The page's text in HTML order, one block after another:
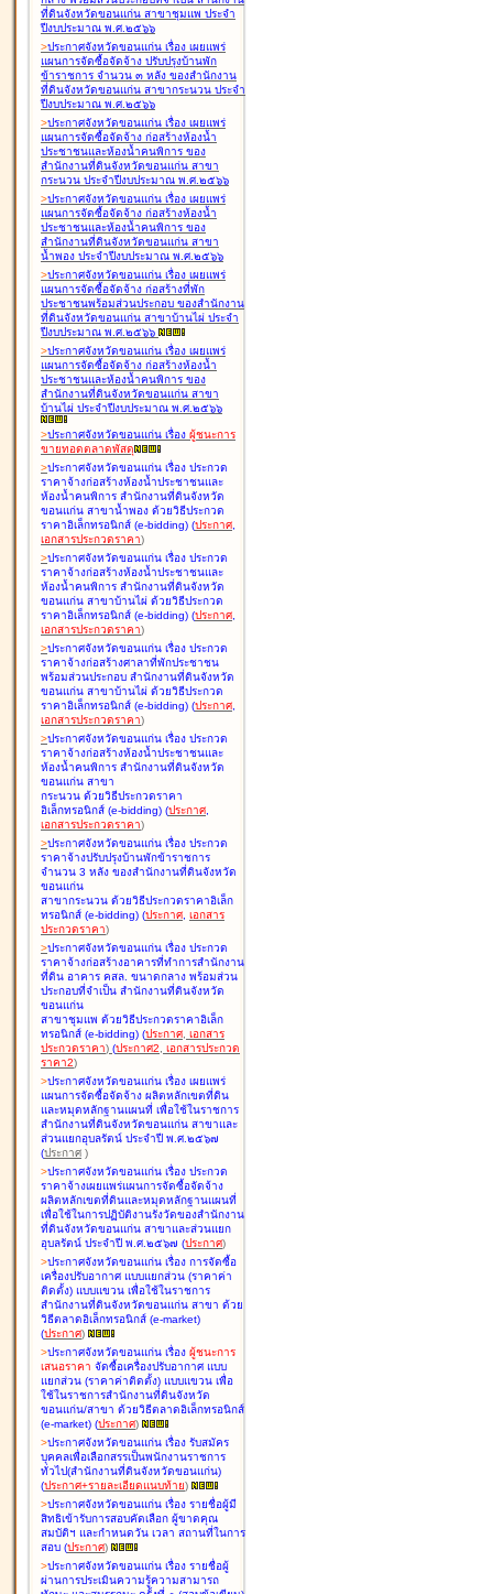
ที่ดินจังหวัดขอนแก่น สาขาชุมแพ ประจำ
ปีงบประมาณ พ.ศ.๒๕๖๖
>ประกาศจังหวัดขอนแก่น เรื่อง เผยแพร่
แผนการจัดซื้อจัดจ้าง ปรับปรุงบ้านพัก
ข้าราชการ จำนวน ๓ หลัง ของสำนักงาน
ที่ดินจังหวัดขอนแก่น สาขากระนวน ประจำ
ปีงบประมาณ พ.ศ.๒๕๖๖
>ประกาศจังหวัดขอนแก่น เรื่อง เผยแพร่
แผนการจัดซื้อจัดจ้าง ก่อสร้างห้องน้ำ
ประชาชนและห้องน้ำคนพิการ ของ
สำนักงานที่ดินจังหวัดขอนแก่น สาขา
กระนวน ประจำปีงบประมาณ พ.ศ.๒๕๖๖
>ประกาศจังหวัดขอนแก่น เรื่อง เผยแพร่
แผนการจัดซื้อจัดจ้าง ก่อสร้างห้องน้ำ
ประชาชนและห้องน้ำคนพิการ ของ
สำนักงานที่ดินจังหวัดขอนแก่น สาขา
น้ำพอง ประจำปีงบประมาณ พ.ศ.๒๕๖๖
>ประกาศจังหวัดขอนแก่น เรื่อง เผยแพร่
แผนการจัดซื้อจัดจ้าง ก่อสร้างที่พัก
ประชาชนพร้อมส่วนประกอบ ของสำนักงาน
ที่ดินจังหวัดขอนแก่น สาขาบ้านไผ่ ประจำ
ปีงบประมาณ พ.ศ.๒๕๖๖
>ประกาศจังหวัดขอนแก่น เรื่อง เผยแพร่
แผนการจัดซื้อจัดจ้าง ก่อสร้างห้องน้ำ
ประชาชนและห้องน้ำคนพิการ ของ
สำนักงานที่ดินจังหวัดขอนแก่น สาขา
บ้านไผ่ ประจำปีงบประมาณ พ.ศ.๒๕๖๖
>ประกาศจังหวัดขอนแก่น เรื่อง ผู้ชนะการ
ขายทอดตลาดพัสดุ
>ประกาศจังหวัดขอนแก่น เรื่อง ประกวด
ราคาจ้างก่อสร้างห้องน้ำประชาชนและ
ห้องน้ำคนพิการ สำนักงานที่ดินจังหวัด
ขอนแก่น สาขาน้ำพอง ด้วยวิธีประกวด
ราคาอิเล็กทรอนิกส์ (e-bidding) (ประกาศ,
เอกสารประกวดราคา)
>ประกาศจังหวัดขอนแก่น เรื่อง ประกวด
ราคาจ้างก่อสร้างห้องน้ำประชาชนและ
ห้องน้ำคนพิการ สำนักงานที่ดินจังหวัด
ขอนแก่น สาขาบ้านไผ่ ด้วยวิธีประกวด
ราคาอิเล็กทรอนิกส์ (e-bidding) (ประกาศ,
เอกสารประกวดราคา)
>ประกาศจังหวัดขอนแก่น เรื่อง ประกวด
ราคาจ้างก่อสร้างศาลาที่พักประชาชน
พร้อมส่วนประกอบ สำนักงานที่ดินจังหวัด
ขอนแก่น สาขาบ้านไผ่ ด้วยวิธีประกวด
ราคาอิเล็กทรอนิกส์ (e-bidding) (ประกาศ,
เอกสารประกวดราคา)
>ประกาศจังหวัดขอนแก่น เรื่อง ประกวด
ราคาจ้างก่อสร้างห้องน้ำประชาชนและ
ห้องน้ำคนพิการ สำนักงานที่ดินจังหวัด
ขอนแก่น สาขา
กระนวน ด้วยวิธีประกวดราคา
อิเล็กทรอนิกส์ (e-bidding) (ประกาศ,
เอกสารประกวดราคา)
>ประกาศจังหวัดขอนแก่น เรื่อง ประกวด
ราคาจ้างปรับปรุงบ้านพักข้าราชการ
จำนวน 3 หลัง ของสำนักงานที่ดินจังหวัด
ขอนแก่น
สาขากระนวน ด้วยวิธีประกวดราคาอิเล็ก
ทรอนิกส์ (e-bidding) (ประกาศ, เอกสาร
ประกวดราคา)
>ประกาศจังหวัดขอนแก่น เรื่อง ประกวด
ราคาจ้างก่อสร้างอาคารที่ทำการสำนักงาน
ที่ดิน อาคาร คสล. ขนาดกลาง พร้อมส่วน
ประกอบที่จำเป็น สำนักงานที่ดินจังหวัด
ขอนแก่น
สาขาชุมแพ ด้วยวิธีประกวดราคาอิเล็ก
ทรอนิกส์ (e-bidding) (ประกาศ, เอกสาร
ประกวดราคา) (ประกาศ2, เอกสารประกวด
ราคา2)
>ประกาศจังหวัดขอนแก่น เรื่อง เผยแพร่
แผนการจัดซื้อจัดจ้าง ผลิตหลักเขตที่ดิน
และหมุดหลักฐานแผนที่ เพื่อใช้ในราชการ
สำนักงานที่ดินจังหวัดขอนแก่น สาขาและ
ส่วนแยกอุบลรัตน์ ประจำปี พ.ศ.๒๕๖๗
(ประกาศ )
>ประกาศจังหวัดขอนแก่น เรื่อง ประกวด
ราคาจ้างเผยแพร่แผนการจัดซื้อจัดจ้าง
ผลิตหลักเขตที่ดินและหมุดหลักฐานแผนที่
เพื่อใช้ในการปฏิบัติงานรังวัดของสำนักงาน
ที่ดินจังหวัดขอนแก่น สาขาและส่วนแยก
อุบลรัตน์ ประจำปี พ.ศ.๒๕๖๗ (ประกาศ)
>ประกาศจังหวัดขอนแก่น เรื่อง การจัดซื้อ
เครื่องปรับอากาศ แบบแยกส่วน (ราคาค่า
ติดตั้ง) แบบแขวน เพื่อใช้ในราชการ
สำนักงานที่ดินจังหวัดขอนแก่น สาขา ด้วย
วิธีตลาดอิเล็กทรอนิกส์ (e-market)
(ประกาศ)
>ประกาศจังหวัดขอนแก่น เรื่อง ผู้ชนะการ
เสนอราคา จัดซื้อเครื่องปรับอากาศ แบบ
แยกส่วน (ราคาค่าติดตั้ง) แบบแขวน เพื่อ
ใช้ในราชการสำนักงานที่ดินจังหวัด
ขอนแก่น/สาขา ด้วยวิธีตลาดอิเล็กทรอนิกส์
(e-market) (ประกาศ)
>ประกาศจังหวัดขอนแก่น เรื่อง รับสมัคร
บุคคลเพื่อเลือกสรรเป็นพนักงานราชการ
ทั่วไป(สำนักงานที่ดินจังหวัดขอนแก่น)
(ประกาศ+รายละเอียดแนบท้าย)
>ประกาศจังหวัดขอนแก่น เรื่อง รายชื่อผู้มี
สิทธิเข้ารับการสอบคัดเลือก ผู้ขาดคุณ
สมบัติฯ และกำหนดวัน เวลา สถานที่ในการ
สอบ (ประกาศ)
>ประกาศจังหวัดขอนแก่น เรื่อง รายชื่อผู้
ผ่านการประเมินความรู้ความสามารถ